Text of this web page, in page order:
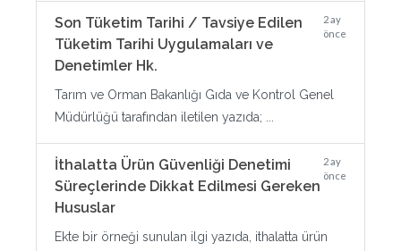
Son Tüketim Tarihi / Tavsiye Edilen
Tüketim Tarihi Uygulamaları ve
Denetimler Hk.
2 ay
önce
Tarım ve Orman Bakanlığı Gıda ve Kontrol Genel
Müdürlüğü tarafından iletilen yazıda; ...
İthalatta Ürün Güvenliği Denetimi
Süreçlerinde Dikkat Edilmesi Gereken
Hususlar
2 ay
önce
Ekte bir örneği sunulan ilgi yazıda, ithalatta ürün